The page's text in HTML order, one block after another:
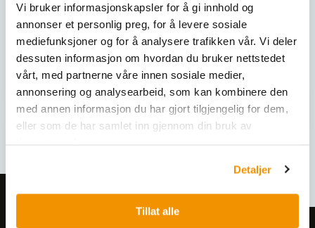
Vi bruker informasjonskapsler for å gi innhold og
annonser et personlig preg, for å levere sosiale
mediefunksjoner og for å analysere trafikken vår. Vi deler
dessuten informasjon om hvordan du bruker nettstedet
vårt, med partnerne våre innen sosiale medier,
annonsering og analysearbeid, som kan kombinere den
med annen informasjon du har gjort tilgjengelig for dem,
eller som de har samlet inn gjennom din bruk av
Detaljer
Tillat alle
Varianter